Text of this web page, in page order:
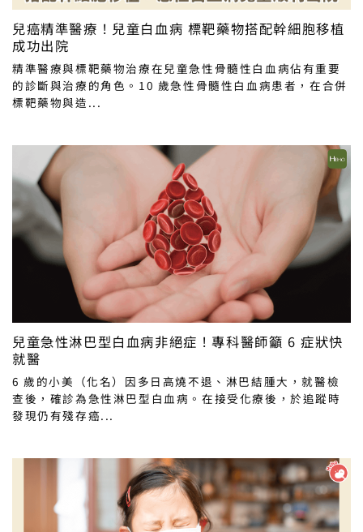
兒癌精準醫療！兒童白血病 標靶藥物搭配幹細胞移植
成功出院
精準醫療與標靶藥物治療在兒童急性骨髓性白血病佔有重要
的診斷與治療的角色。10 歲急性骨髓性白血病患者，在合併
標靶藥物與造...
兒童急性淋巴型白血病非絕症！專科醫師籲 6 症狀快
就醫
6 歲的小美（化名）因多日高燒不退、淋巴結腫大，就醫檢
查後，確診為急性淋巴型白血病。在接受化療後，於追蹤時
發現仍有殘存癌...